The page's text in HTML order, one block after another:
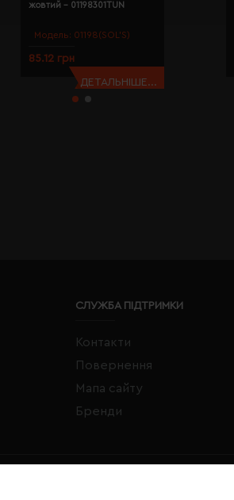
Модель: 01198(SOL’S)
жовтий - 01198301TUN
85.12 грн
ДЕТАЛЬНІШЕ...
СЛУЖБА ПІДТРИМКИ
Контакти
Повернення
Мапа сайту
Бренди